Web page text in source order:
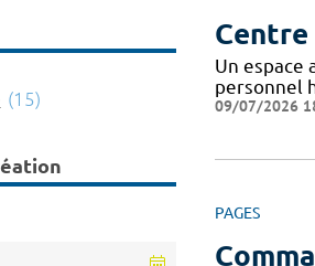
Centre
Un espace
personnel
09/07/2026
PAGES
(15)